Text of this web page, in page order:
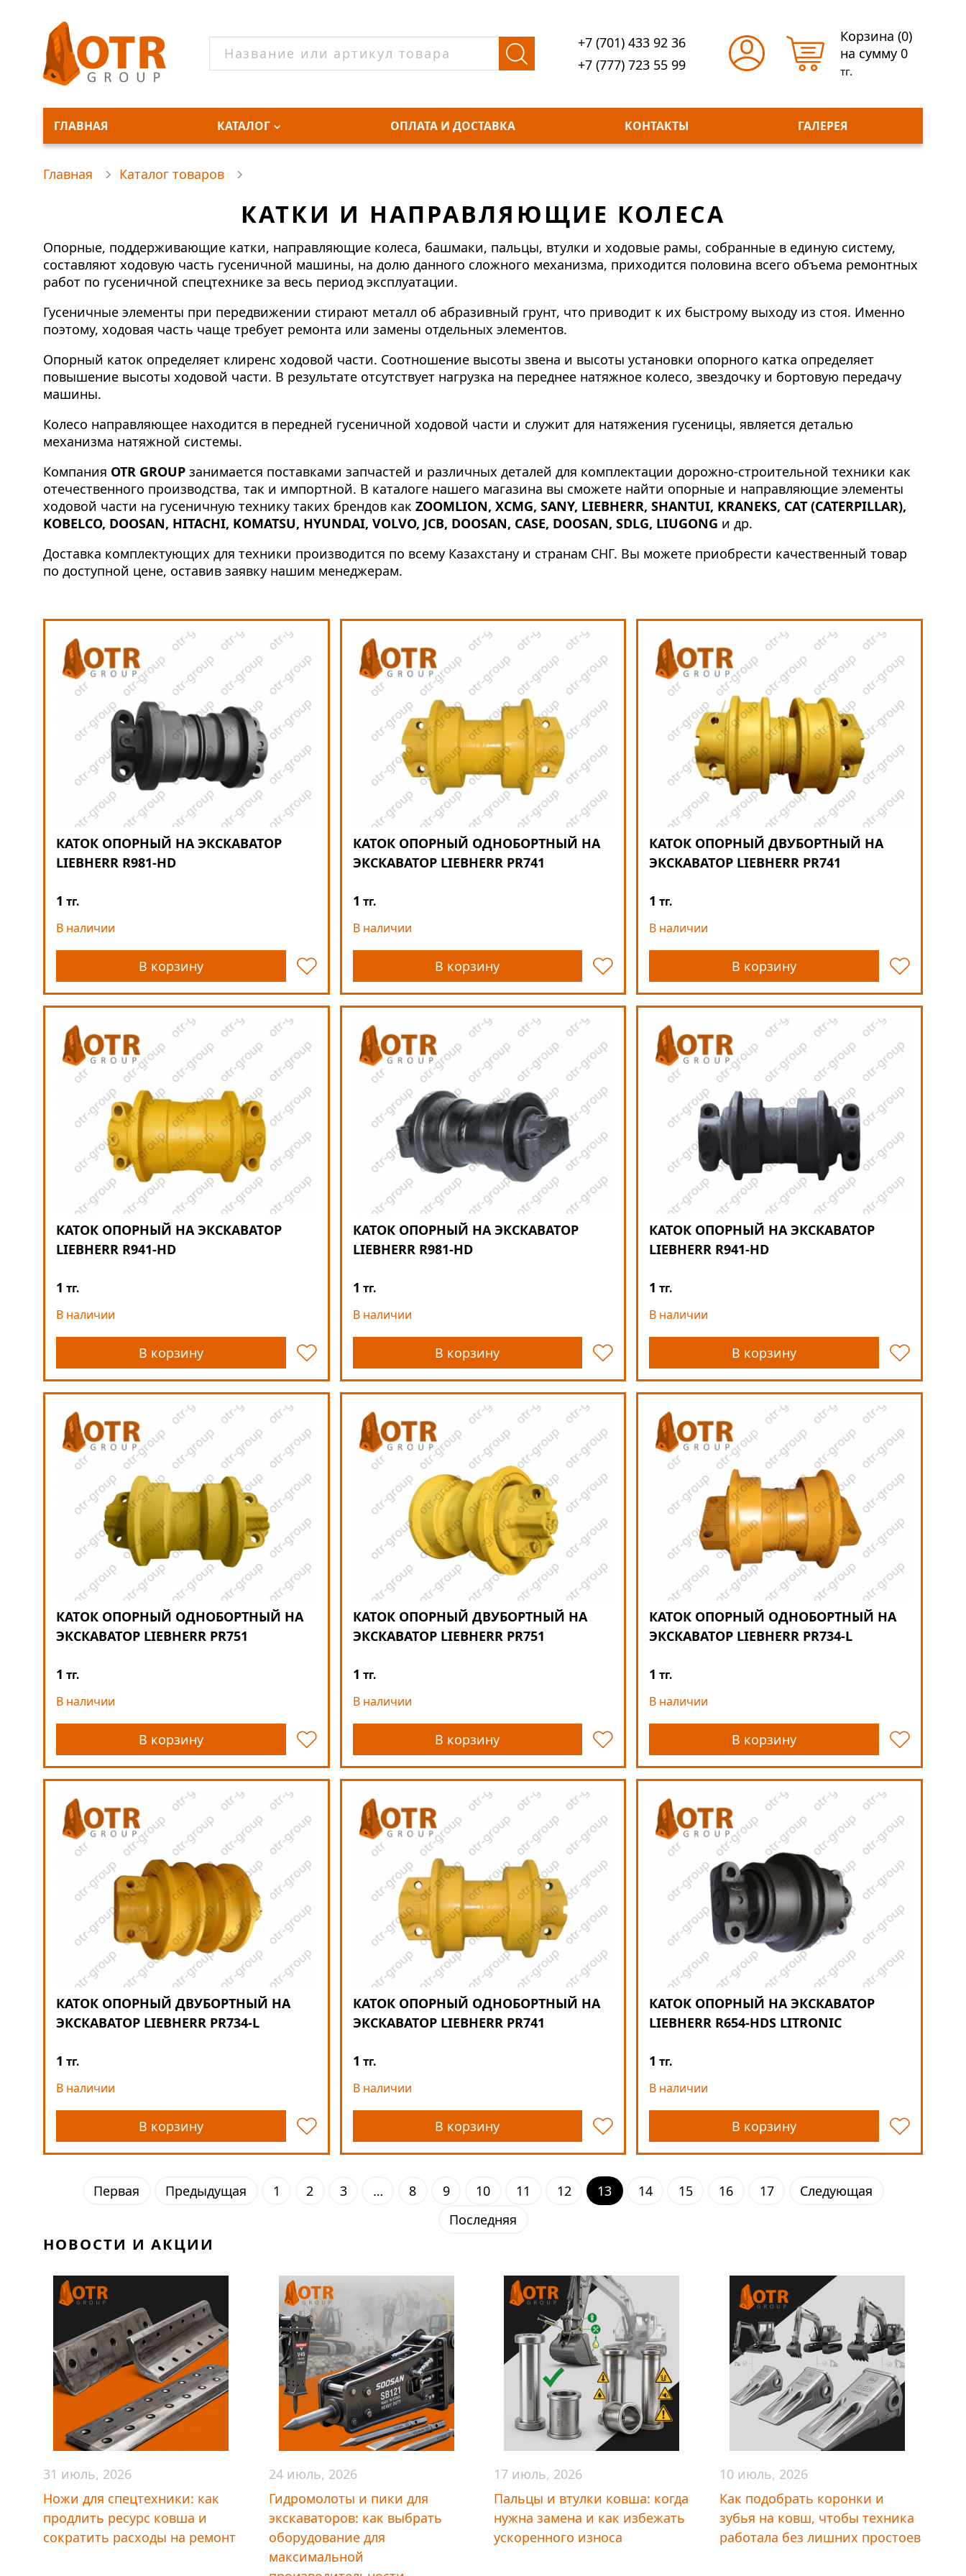
+7 (701) 433 92 36
+7 (777) 723 55 99
Корзина (0)
на сумму0
тг.
ГЛАВНАЯ КАТАЛОГ ОПЛАТА И ДОСТАВКА КОНТАКТЫ ГАЛЕРЕЯ
Главная Каталог товаров
КАТКИ И НАПРАВЛЯЮЩИЕ КОЛЕСА
Опорные, поддерживающие катки, направляющие колеса, башмаки, пальцы, втулки и ходовые рамы, собранные в единую систему,
составляют ходовую часть гусеничной машины, на долю данного сложного механизма, приходится половина всего объема ремонтных
работ по гусеничной спецтехнике за весь период эксплуатации.
Гусеничные элементы при передвижении стирают металл об абразивный грунт, что приводит к их быстрому выходу из стоя. Именно
поэтому, ходовая часть чаще требует ремонта или замены отдельных элементов.
Опорный каток определяет клиренс ходовой части. Соотношение высоты звена и высоты установки опорного катка определяет
повышение высоты ходовой части. В результате отсутствует нагрузка на переднее натяжное колесо, звездочку и бортовую передачу
машины.
Колесо направляющее находится в передней гусеничной ходовой части и служит для натяжения гусеницы, является деталью
механизма натяжной системы.
Компания OTR GROUP занимается поставками запчастей и различных деталей для комплектации дорожно-строительной техники как
отечественного производства, так и импортной. В каталоге нашего магазина вы сможете найти опорные и направляющие элементы
ходовой части на гусеничную технику таких брендов как ZOOMLION, XCMG, SANY, LIEBHERR, SHANTUI, KRANEKS, CAT (CATERPILLAR),
KOBELCO, DOOSAN, HITACHI, KOMATSU, HYUNDAI, VOLVO, JCB, DOOSAN, CASE, DOOSAN, SDLG, LIUGONG и др.
Доставка комплектующих для техники производится по всему Казахстану и странам СНГ. Вы можете приобрести качественный товар
по доступной цене, оставив заявку нашим менеджерам.
КАТОК ОПОРНЫЙ НА ЭКСКАВАТОР
LIEBHERR R981-HD
1 тг.
В корзину
В наличии
КАТОК ОПОРНЫЙ ОДНОБОРТНЫЙ НА
ЭКСКАВАТОР LIEBHERR PR741
1 тг.
В корзину
В наличии
КАТОК ОПОРНЫЙ ДВУБОРТНЫЙ НА
ЭКСКАВАТОР LIEBHERR PR741
1 тг.
В корзину
В наличии
КАТОК ОПОРНЫЙ НА ЭКСКАВАТОР
LIEBHERR R941-HD
1 тг.
В корзину
В наличии
КАТОК ОПОРНЫЙ НА ЭКСКАВАТОР
LIEBHERR R981-HD
1 тг.
В корзину
В наличии
КАТОК ОПОРНЫЙ НА ЭКСКАВАТОР
LIEBHERR R941-HD
1 тг.
В корзину
В наличии
КАТОК ОПОРНЫЙ ОДНОБОРТНЫЙ НА
ЭКСКАВАТОР LIEBHERR PR751
1 тг.
В корзину
В наличии
КАТОК ОПОРНЫЙ ДВУБОРТНЫЙ НА
ЭКСКАВАТОР LIEBHERR PR751
1 тг.
В корзину
В наличии
КАТОК ОПОРНЫЙ ОДНОБОРТНЫЙ НА
ЭКСКАВАТОР LIEBHERR PR734-L
1 тг.
В корзину
В наличии
КАТОК ОПОРНЫЙ ДВУБОРТНЫЙ НА
ЭКСКАВАТОР LIEBHERR PR734-L
1 тг.
В корзину
В наличии
КАТОК ОПОРНЫЙ ОДНОБОРТНЫЙ НА
ЭКСКАВАТОР LIEBHERR PR741
1 тг.
В корзину
В наличии
КАТОК ОПОРНЫЙ НА ЭКСКАВАТОР
LIEBHERR R654-HDS LITRONIC
1 тг.
В корзину
В наличии
Первая Предыдущая 1 2 3 … 8 9 10 11 12 13 14 15 16 17
Следующая
Последняя
НОВОСТИ И АКЦИИ
31 июль, 2026
Ножи для спецтехники: как
продлить ресурс ковша и
сократить расходы на ремонт
24 июль, 2026
Гидромолоты и пики для
экскаваторов: как выбрать
оборудование для
максимальной
17 июль, 2026
Пальцы и втулки ковша: когда
нужна замена и как избежать
ускоренного износа
10 июль, 2026
Как подобрать коронки и
зубья на ковш, чтобы техника
работала без лишних простоев